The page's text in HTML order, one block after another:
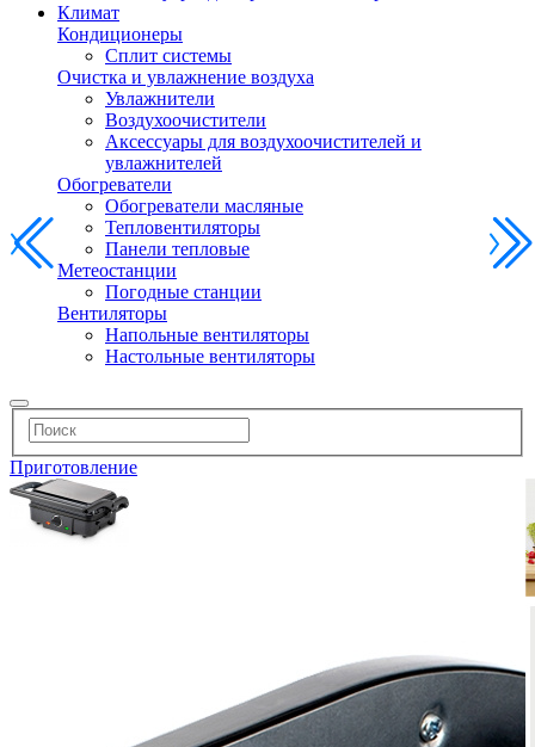
Климат
Кондиционеры
Сплит системы
Очистка и увлажнение воздуха
Увлажнители
Воздухоочистители
Аксессуары для воздухоочистителей и
увлажнителей
Обогреватели
Обогреватели масляные
Тепловентиляторы
Панели тепловые
Метеостанции
Погодные станции
Вентиляторы
Напольные вентиляторы
Настольные вентиляторы
Приготовление